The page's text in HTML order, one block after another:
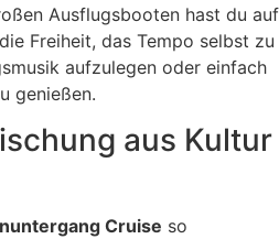
Ausflugsbooten hast du auf
Freiheit, das Tempo selbst zu
aufzulegen oder einfach
genießen.
aus Kultur
Cruise so